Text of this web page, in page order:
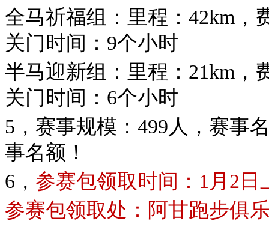
全马祈福组：里程：42km，
关门时间：9个小时
半马迎新组：里程：21km，
关门时间：6个小时
5，赛事规模：499人，赛事
事名额！
6， 参赛包领取时间：1月2日
参赛包领取处：阿甘跑步俱